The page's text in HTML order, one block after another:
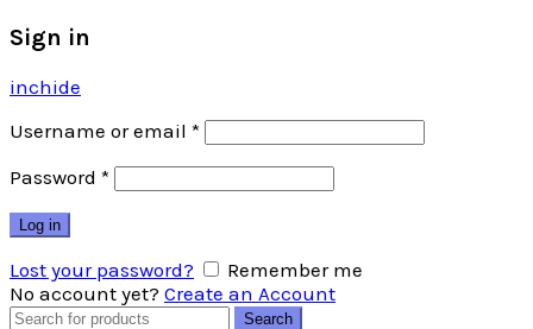
Sign in
inchide
Username or email *
Password *
Log in
Lost your password?
Remember me
No account yet? Create an Account
Search
Search